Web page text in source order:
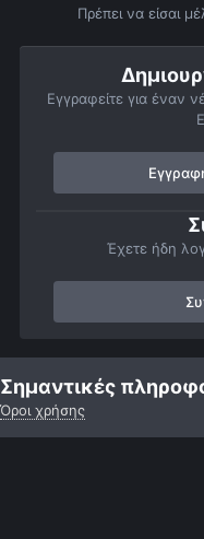
Πρέπει να είσαι
Εγγραφείτε για έναν
Έχετε ήδη
Αρχή
Σημαντικές
Όροι χρήσης
Forum